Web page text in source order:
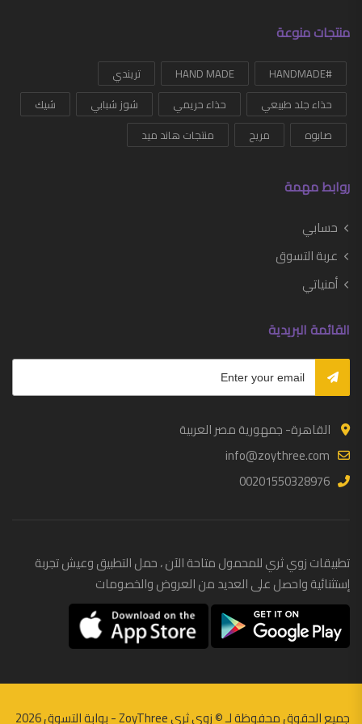
منتجات منوعة
#HANDMADE
HAND MADE
تريندي
حذاء جلد طبيعي
حذاء حريمي شوز شبابي
شيك
صابوه
مريح منتجات هاند ميد
روابط مهمة
حسابي
عربة التسوق
أمنياتي
القائمة البريدية
القاهرة- جمهورية مصر العربية
info@zoythree.com
00201550328976
تطبيقات زوي ثري للمحمول متاحة الآن ، حمل التطبيق وعيش تجربة
إستثنائية واحصل على العديد من العروض والخصومات
جميع الحقوق محفوظة لـ ©زوي ثري ZoyThree - بوابة التسوق 2026